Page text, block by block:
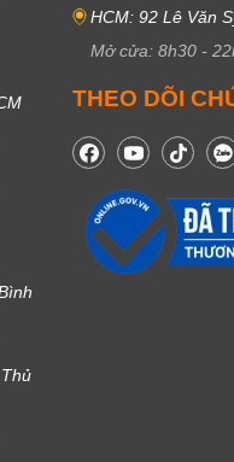
HCM: 92 Lê Văn
Mở cửa: 8h30 -
THEO DÕI